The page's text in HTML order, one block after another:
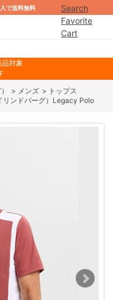
で送料無料
Search
Favorite
Cart
品対象
> メンズ > トップス
リンドバーグ）Legacy Polo